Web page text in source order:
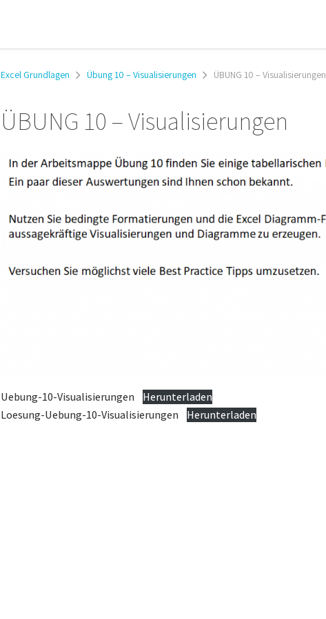
Excel Grundlagen Übung 10 – Visualisierungen ÜBUNG 10 – Visualisierungen
ÜBUNG 10 – Visualisierungen
Uebung-10-Visualisierungen
Herunterladen
Loesung-Uebung-10-Visualisierungen
Herunterladen